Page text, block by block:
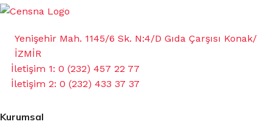
Yenişehir Mah. 1145/6 Sk. N:4/D Gıda Çarşısı Konak/
İZMİR
İletişim 1: 0 (232) 457 22 77
İletişim 2: 0 (232) 433 37 37
Kurumsal